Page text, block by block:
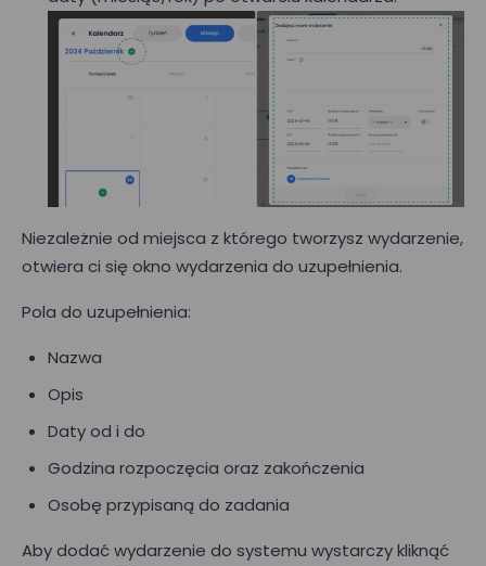
Niezależnie od miejsca z którego tworzysz wydarzenie,
otwiera ci się okno wydarzenia do uzupełnienia.
Pola do uzupełnienia:
Nazwa
Opis
Daty od i do
Godzina rozpoczęcia oraz zakończenia
Osobę przypisaną do zadania
Aby dodać wydarzenie do systemu wystarczy kliknąć